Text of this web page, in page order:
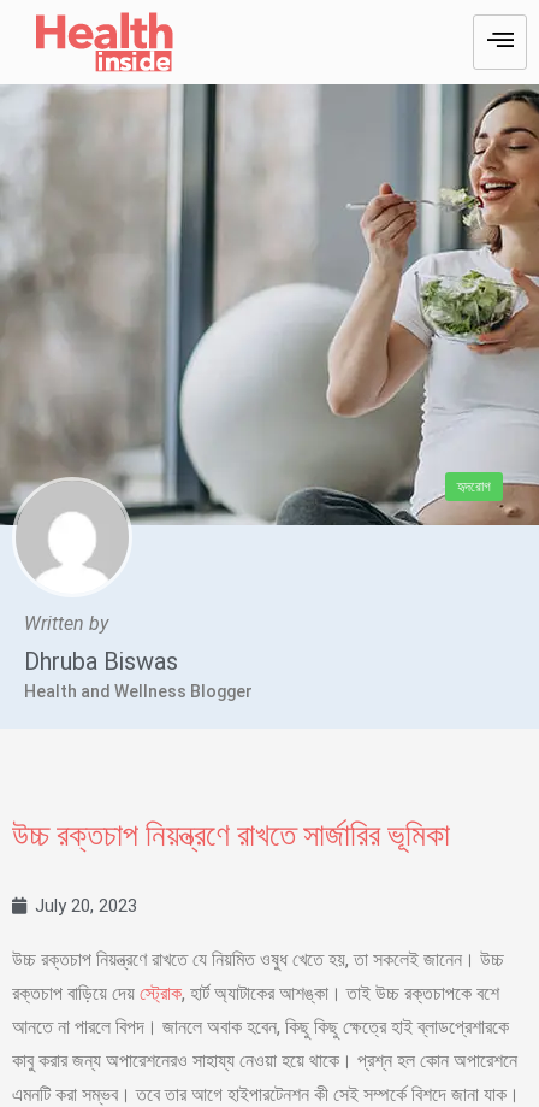
হৃদরোগ
Written by
Dhruba Biswas
Health and Wellness Blogger
উচ্চ রক্তচাপ নিয়ন্ত্রণে রাখতে সার্জারির ভূমিকা
July 20, 2023
উচ্চ রক্তচাপ নিয়ন্ত্রণে রাখতে যে নিয়মিত ওষুধ খেতে হয়, তা সকলেই জানেন। উচ্চ
রক্তচাপ বাড়িয়ে দেয় স্ট্রোক, হার্ট অ্যাটাকের আশঙ্কা। তাই উচ্চ রক্তচাপকে বশে
আনতে না পারলে বিপদ। জানলে অবাক হবেন, কিছু কিছু ক্ষেত্রে হাই ব্লাডপ্রেশারকে
কাবু করার জন্য অপারেশনেরও সাহায্য নেওয়া হয়ে থাকে। প্রশ্ন হল কোন অপারেশনে
এমনটি করা সম্ভব। তবে তার আগে হাইপারটেনশন কী সেই সম্পর্কে বিশদে জানা যাক।